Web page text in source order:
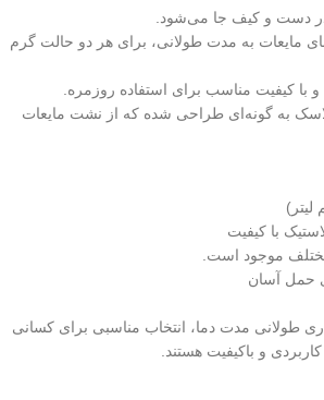
دست و کیف جا می‌شود.
مایعات به مدت طولانی، برای هر دو حالت گرم
و با کیفیت مناسب برای استفاده روزمره.
به گونه‌ای طراحی شده که از نشت مایعات
با کیفیت
موجود است.
حمل آسان
طولانی مدت دما، انتخاب مناسبی برای کسانی
و باکیفیت هستند.